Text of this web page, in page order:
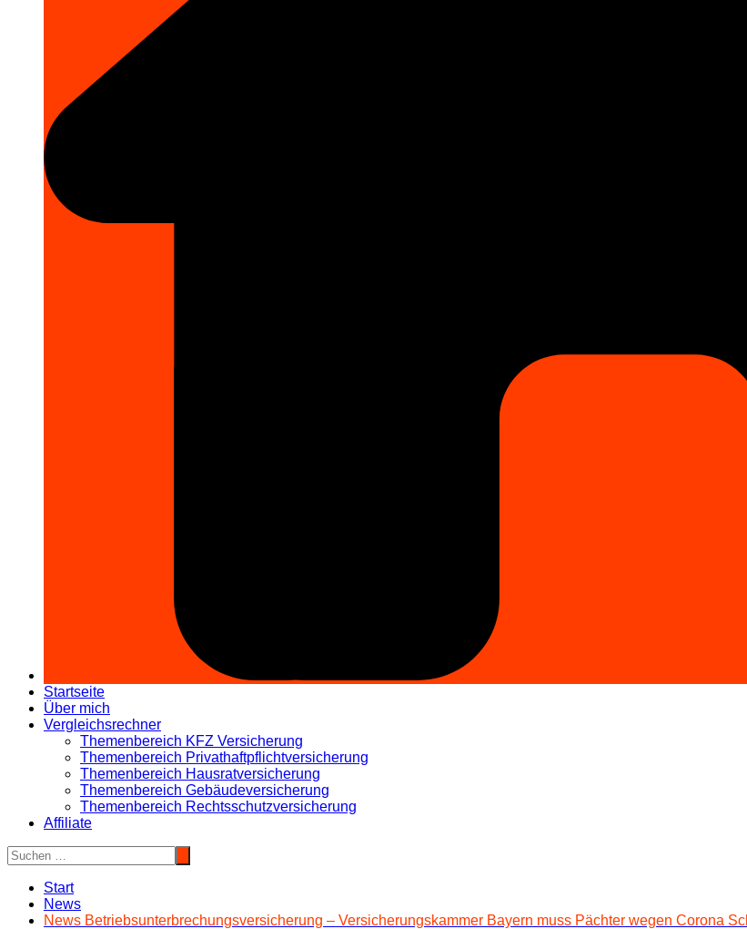
Startseite
Über mich
Vergleichsrechner
Themenbereich KFZ Versicherung
Themenbereich Privathaftpflichtversicherung
Themenbereich Hausratversicherung
Themenbereich Gebäudeversicherung
Themenbereich Rechtsschutzversicherung
Affiliate
Start
News
News Betriebsunterbrechungsversicherung – Versicherungskammer Bayern muss Pächter wegen Corona